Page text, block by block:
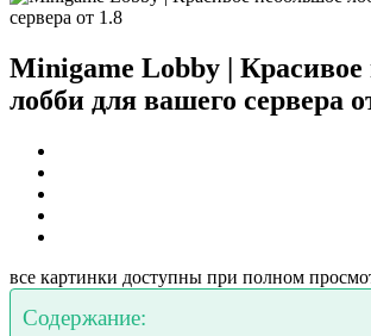
Minigame Lobby | Красивое
лобби для вашего сервера
все картинки доступны при полном
Содержание: